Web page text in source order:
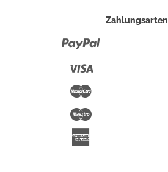
Zahlungsarten
Maestro